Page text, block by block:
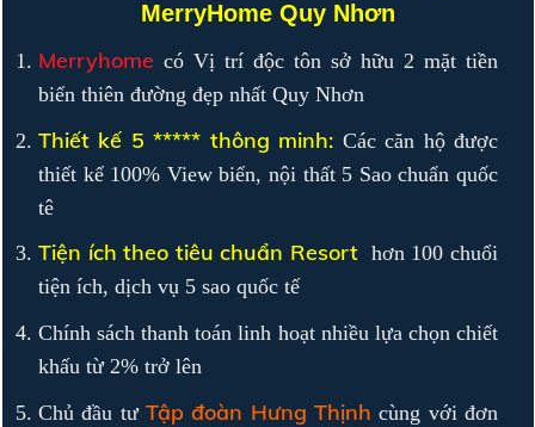
MerryHome Quy Nhơn
Merryhome có Vị trí độc tôn sở hữu 2 mặt tiền
biển thiên đường đẹp nhất Quy Nhơn
Thiết kế 5 ***** thông minh: Các căn hộ được
thiết kế 100% View biển, nội thất 5 Sao chuẩn quốc
tê
Tiện ích theo tiêu chuẩn Resort hơn 100 chuổi
tiện ích, dịch vụ 5 sao quốc tế
Chính sách thanh toán linh hoạt nhiều lựa chọn chiết
khấu từ 2% trở lên
Chủ đầu tư Tập đoàn Hưng Thịnh cùng với đơn